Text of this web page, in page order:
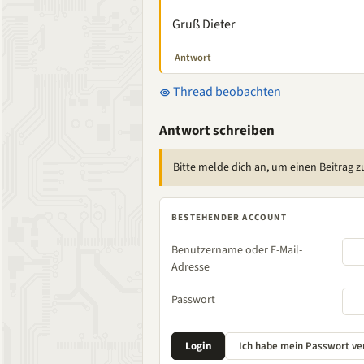
Gruß Dieter
Antwort
Thread beobachten
Antwort schreiben
Bitte melde dich an, um einen Beitrag
BESTEHENDER ACCOUNT
Benutzername oder E-Mail-
Adresse
Passwort